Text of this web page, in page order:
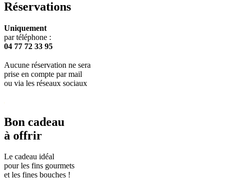
Réservations
Uniquement
par téléphone :
04 77 72 33 95
Aucune réservation ne sera
prise en compte par mail
ou via les réseaux sociaux
Bon cadeau
à offrir
Le cadeau idéal
pour les fins gourmets
et les fines bouches !